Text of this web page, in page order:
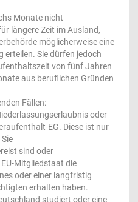
Monate nicht
längere Zeit im Ausland,
möglicherweise eine
erteilen. Sie dürfen jedoch
von fünf Jahren
aus beruflichen Gründen
Fällen:
oder
EG. Diese ist nur
sind oder
Mitgliedstaat die
oder einer langfristig
erhalten haben.
studiert oder eine